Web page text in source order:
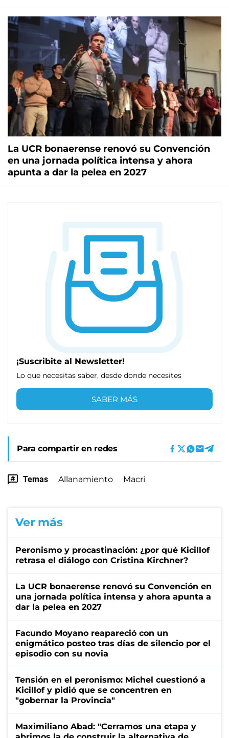
La UCR bonaerense renovó su Convención
en una jornada política intensa y ahora
apunta a dar la pelea en 2027
¡Suscribite al Newsletter!
Lo que necesitas saber, desde donde necesites
SABER MÁS
Para compartir en redes
Temas Allanamiento Macri
Ver más
Peronismo y procastinación: ¿por qué Kicillof
retrasa el diálogo con Cristina Kirchner?
La UCR bonaerense renovó su Convención en
una jornada política intensa y ahora apunta a
dar la pelea en 2027
Facundo Moyano reapareció con un
enigmático posteo tras días de silencio por el
episodio con su novia
Tensión en el peronismo: Michel cuestionó a
Kicillof y pidió que se concentren en
"gobernar la Provincia"
Maximiliano Abad: "Cerramos una etapa y